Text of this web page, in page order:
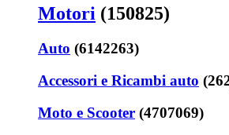
Motori (150825)
Auto (6142263)
Accessori e Ricambi auto
Moto e Scooter (4707069)